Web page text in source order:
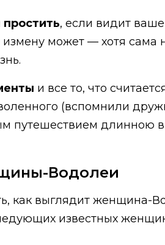
, если видит
может — хотя сама
и все то, что
(вспомнили
путешествием длинною
Водолеи
как выглядит женщина-
известных